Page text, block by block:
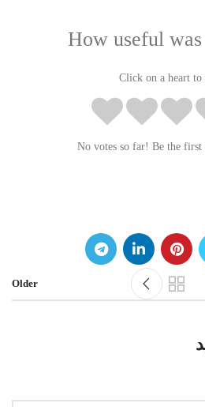
How useful
Click on a heart to
No votes so far! Be the first
Older